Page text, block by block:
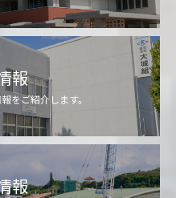
報
をご紹介します。
報